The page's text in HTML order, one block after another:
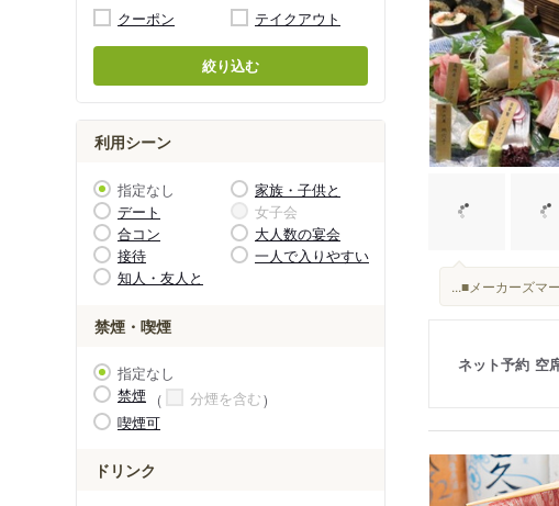
クーポン
テイクアウト
絞り込む
利用シーン
指定なし
家族・子供と
デート
女子会
合コン
大人数の宴会
接待
一人で入りやすい
知人・友人と
禁煙・喫煙
指定なし
禁煙
分煙を含む
喫煙可
ドリンク
...■メーカーズマ
ネット予約 空